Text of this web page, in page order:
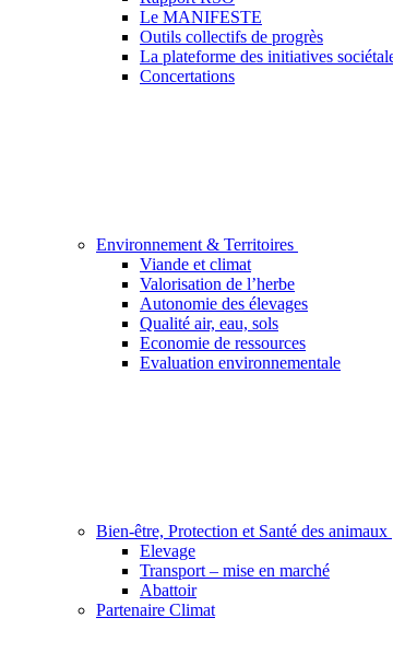
Le MANIFESTE
Outils collectifs de progrès
La plateforme des initiatives
Concertations
Environnement & Territoires
Viande et climat
Valorisation de l’herbe
Autonomie des élevages
Qualité air, eau, sols
Economie de ressources
Evaluation environnementale
Bien-être, Protection et Santé des animaux
Elevage
Transport – mise en marché
Abattoir
Partenaire Climat